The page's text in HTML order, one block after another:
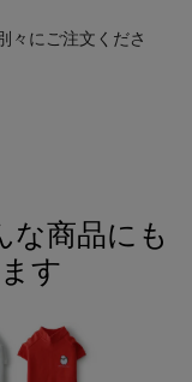
々にご注文くださ
な商品にも
す